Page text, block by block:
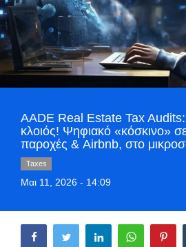
Business
Travel
World
Style Adorés
Greece
Arts & Culture
AADE Real Estate Tax
κλοιός! Ψηφιακό «κόσκινο»
παροχές & Airbnb, στο
Taxes
Μαι 11, 2026 - 14:09